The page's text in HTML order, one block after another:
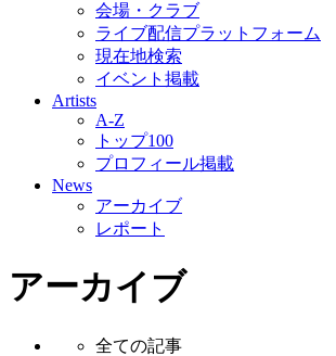
会場・クラブ
ライブ配信プラットフォーム
現在地検索
イベント掲載
Artists
A-Z
トップ100
プロフィール掲載
News
アーカイブ
レポート
アーカイブ
全ての記事